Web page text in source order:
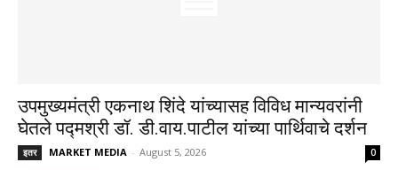
उपमुख्यमंत्री एकनाथ शिंदे यांच्यासह विविध मान्यवरांनी
घेतले पद्मश्री डॉ. डी.वाय.पाटील यांच्या पार्थिवाचे दर्शन
इतर MARKET MEDIA - August 5, 2026 0